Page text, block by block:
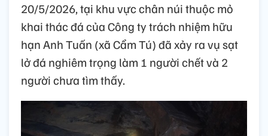
20/5/2026, tại khu vực chân núi thuộc mỏ
khai thác đá của Công ty trách nhiệm hữu
hạn Anh Tuấn (xã Cẩm Tú) đã xảy ra vụ sạt
lở đá nghiêm trọng làm 1 người chết và 2
người chưa tìm thấy.